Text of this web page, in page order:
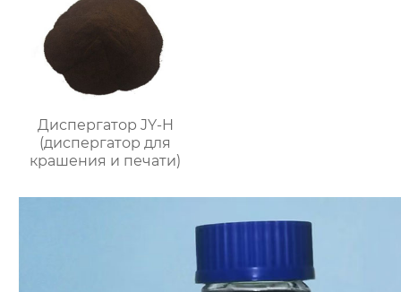
Диспергатор JY-H
(диспергатор для
крашения и печати)